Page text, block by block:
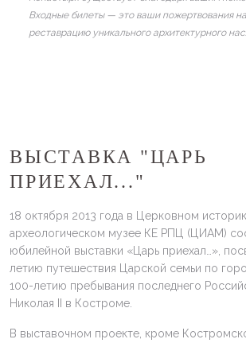
Входные билеты — это ваши пожертвования
реставрацию уникального архитектурного
ВЫСТАВКА "ЦАРЬ
ПРИЕХАЛ..."
18 октября 2013 года в Церковном
археологическом музее КЕ РПЦ (ЦИАМ)
юбилейной выставки «Царь приехал…»,
летию путешествия Царской семьи по
100-летию пребывания последнего
Николая II в Костроме.
В выставочном проекте, кроме